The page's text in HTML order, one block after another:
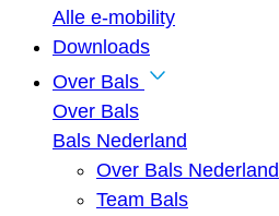
Alle e-mobility
Downloads
Over Bals
Over Bals
Bals Nederland
Over Bals Nederland
Team Bals